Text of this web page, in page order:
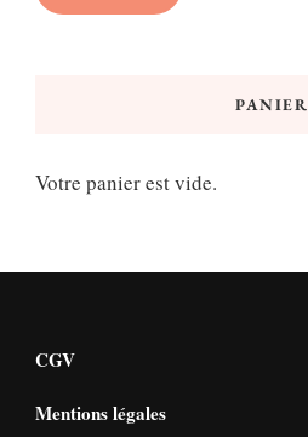
PANIER
Votre panier est vide.
CGV
Mentions légales